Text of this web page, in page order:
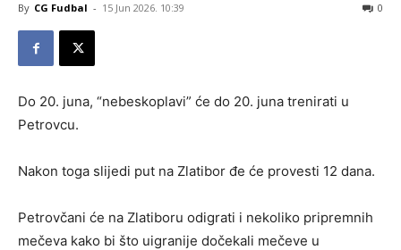
By CG Fudbal - 15 Jun 2026. 10:39 0
Do 20. juna, “nebeskoplavi” će do 20. juna trenirati u
Petrovcu.
Nakon toga slijedi put na Zlatibor đe će provesti 12 dana.
Petrovčani će na Zlatiboru odigrati i nekoliko pripremnih
mečeva kako bi što uigranije dočekali mečeve u